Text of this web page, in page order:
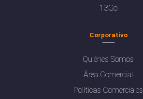
13Go
Corporativo
Quiénes Somos
Área Comercial
Políticas Comerciales